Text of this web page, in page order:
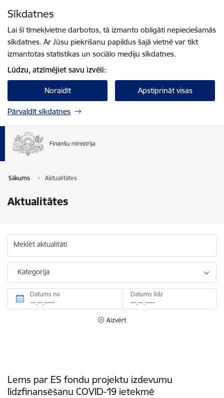
Sīkdatnes
Lai šī tīmekļvietne darbotos, tā izmanto obligāti nepieciešamās
sīkdatnes. Ar Jūsu piekrišanu papildus šajā vietnē var tikt
izmantotas statistikas un sociālo mediju sīkdatnes.
Lūdzu, atzīmējiet savu izvēli:
Noraidīt Apstiprināt visas
Pārvaldīt sīkdatnes
Sākums Aktualitātes
Aktualitātes
Meklēt aktualitāti
Kategorija
Datums no Datums līdz
Aizvērt
Lems par ES fondu projektu izdevumu
līdzfinansēšanu COVID-19 ietekmē